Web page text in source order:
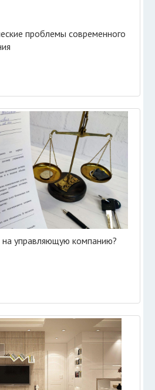
проблемы современного
на управляющую компанию?